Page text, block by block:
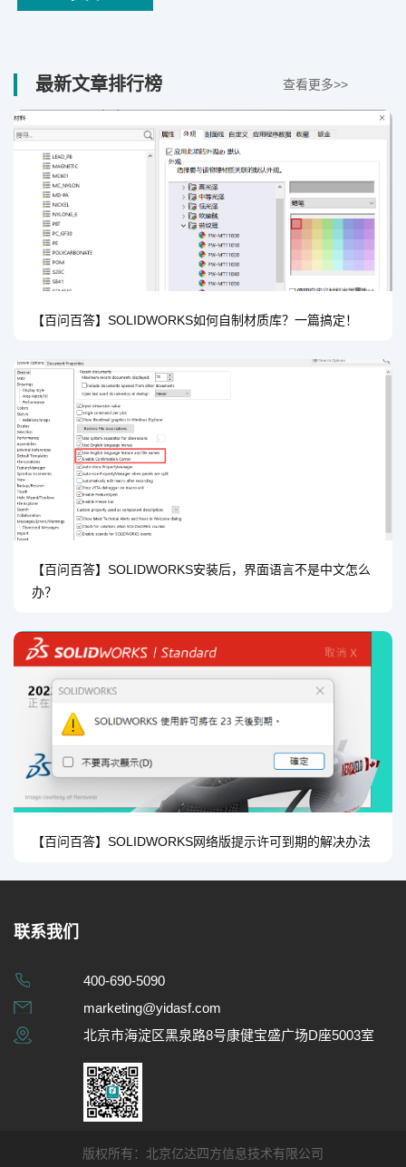
最新文章排行榜 查看更多>>
【百问百答】SOLIDWORKS如何自制材质库？一篇搞定！
【百问百答】SOLIDWORKS安装后，界面语言不是中文怎么
办？
【百问百答】SOLIDWORKS网络版提示许可到期的解决办法
联系我们
400-690-5090
marketing@yidasf.com
北京市海淀区黑泉路8号康健宝盛广场D座5003室
版权所有：北京亿达四方信息技术有限公司